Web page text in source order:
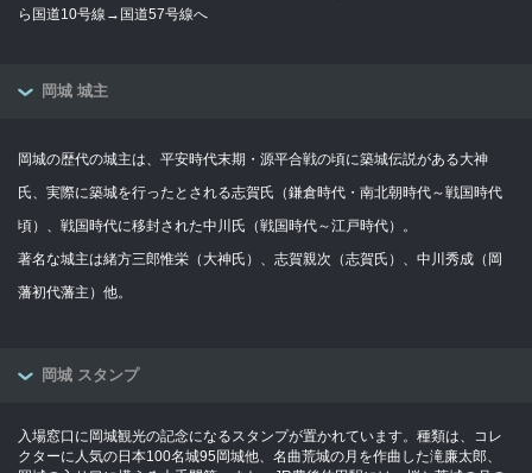
ら国道10号線→国道57号線へ
岡城 城主
岡城の歴代の城主は、平安時代末期・源平合戦の頃に築城伝説がある大神
氏、実際に築城を行ったとされる志賀氏（鎌倉時代・南北朝時代～戦国時代
頃）、戦国時代に移封された中川氏（戦国時代～江戸時代）。
著名な城主は緒方三郎惟栄（大神氏）、志賀親次（志賀氏）、中川秀成（岡
藩初代藩主）他。
岡城 スタンプ
入場窓口に岡城観光の記念になるスタンプが置かれています。種類は、コレ
クターに人気の日本100名城95岡城他、名曲荒城の月を作曲した滝廉太郎、